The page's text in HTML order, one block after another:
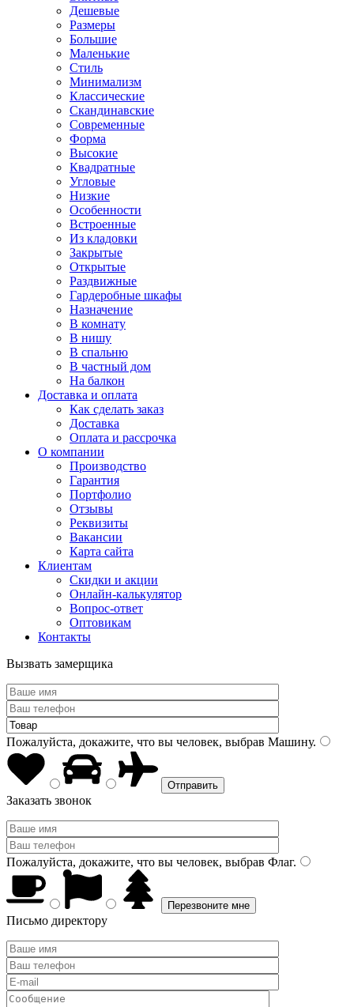
Дешевые
Размеры
Большие
Маленькие
Стиль
Минимализм
Классические
Скандинавские
Современные
Форма
Высокие
Квадратные
Угловые
Низкие
Особенности
Встроенные
Из кладовки
Закрытые
Открытые
Раздвижные
Гардеробные шкафы
Назначение
В комнату
В нишу
В спальню
В частный дом
На балкон
Доставка и оплата
Как сделать заказ
Доставка
Оплата и рассрочка
О компании
Производство
Гарантия
Портфолио
Отзывы
Реквизиты
Вакансии
Карта сайта
Клиентам
Скидки и акции
Онлайн-калькулятор
Вопрос-ответ
Оптовикам
Контакты
Вызвать замерщика
Пожалуйста, докажите, что вы человек, выбрав Машину.
Заказать звонок
Пожалуйста, докажите, что вы человек, выбрав Флаг.
Письмо директору